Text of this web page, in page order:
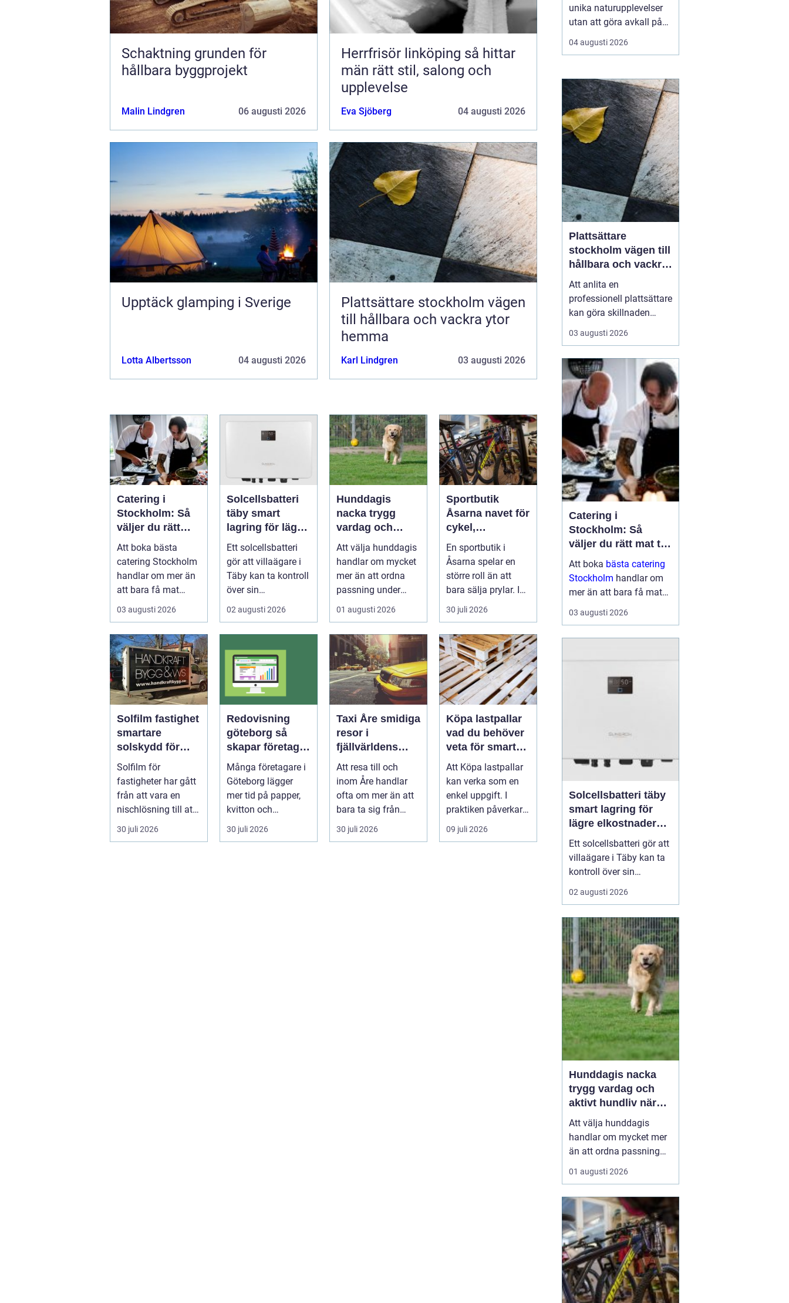
Schaktning grunden för
hållbara byggprojekt
Malin Lindgren 06 augusti 2026
Herrfrisör linköping så hittar
män rätt stil, salong och
upplevelse
Eva Sjöberg 04 augusti 2026
Upptäck glamping i Sverige
Lotta Albertsson 04 augusti 2026
Plattsättare stockholm vägen
till hållbara och vackra ytor
hemma
Karl Lindgren 03 augusti 2026
Catering i
Stockholm: Så
väljer du rätt
mat till ditt
evenemang
Att boka bästa
catering Stockholm
handlar om mer än
att bara få mat
levererad. R&aum...
03 augusti 2026
Solcellsbatteri
täby smart
lagring för lägre
elkostnader året
runt
Ett solcellsbatteri
gör att villaägare i
Täby kan ta kontroll
över sin
elförbrukning på
riktigt. Gen...
02 augusti 2026
Hunddagis
nacka trygg
vardag och
aktivt hundliv
nära stan
Att välja hunddagis
handlar om mycket
mer än att ordna
passning under
arbetsdagen. För
många hundäga...
01 augusti 2026
Sportbutik
Åsarna navet för
cykel,
längdskidor och
löpning i södra
jämtland
En sportbutik i
Åsarna spelar en
större roll än att
bara sälja prylar. I
en by känd för
längdskidåkn...
30 juli 2026
Solfilm fastighet
smartare
solskydd för
moderna
byggnader
Solfilm för
fastigheter har gått
från att vara en
nischlösning till att
bli en självklar del
av mode...
30 juli 2026
Redovisning
göteborg så
skapar företag
bättre kontroll
och mer tid
Många företagare i
Göteborg lägger
mer tid på papper,
kvitton och
myndighetskrav än
på kunder och ut...
30 juli 2026
Taxi Åre smidiga
resor i
fjällvärldens
hjärta
Att resa till och
inom Åre handlar
ofta om mer än att
bara ta sig från
punkt A till B. Vädret
skifta...
30 juli 2026
Köpa lastpallar
vad du behöver
veta för smarta
och hållbara val
Att Köpa lastpallar
kan verka som en
enkel uppgift. I
praktiken påverkar
valet av pall hela
09 juli 2026
unika naturupplevelser
utan att göra avkall på
bekvämlighet, har
glamping Sverige blivit
Kombinationen av
glamour och camping
erbjuder resenärer lyxiga
tält mitt i nature...
04 augusti 2026
Plattsättare
stockholm vägen till
hållbara och vackra
ytor hemma
Att anlita en
professionell plattsättare
kan göra skillnaden
mellan ett rum som bara
fungerar och ett rum
tid både praktiskt och
visuellt. När någon söker
efter P...
03 augusti 2026
Catering i
Stockholm: Så
väljer du rätt mat till
ditt evenemang
Att boka bästa catering
Stockholm handlar om
mer än att bara få mat
levererad. Rätt meny,
upplägg och service kan
03 augusti 2026
Solcellsbatteri täby
smart lagring för
lägre elkostnader
året runt
Ett solcellsbatteri gör att
villaägare i Täby kan ta
kontroll över sin
elförbrukning på riktigt.
Genom att lagra billig
och använda den när
elpriserna stiger, går det
att sänka kostnaderna,
kapa effekttoppar och
bli mindre kän...
02 augusti 2026
Hunddagis nacka
trygg vardag och
aktivt hundliv nära
stan
Att välja hunddagis
handlar om mycket mer
än att ordna passning
under arbetsdagen. För
många hundägare i
avgörande för att
vardagen ska fungera
och för att hunden ska
få ett rikt och välmående
liv. Ett bra hunddagis
kombinerar t...
01 augusti 2026